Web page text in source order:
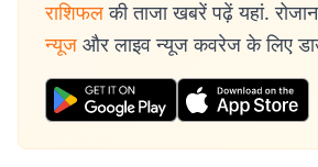
राशिफल की ताजा खबरें पढ़ें यहां.
न्यूज और लाइव न्यूज कवरेज के लिए